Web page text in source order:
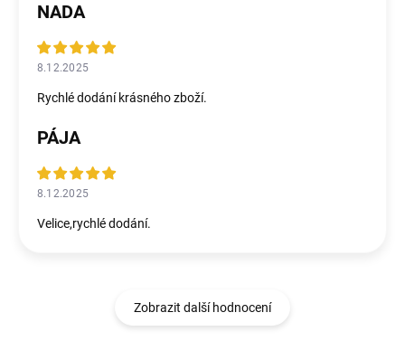
NADA
8.12.2025
Rychlé dodání krásného zboží.
PÁJA
8.12.2025
Velice,rychlé dodání.
Zobrazit další hodnocení